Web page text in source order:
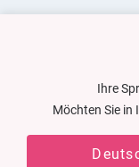
Ihre
Möchten Sie in